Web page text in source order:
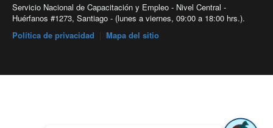
Servicio Nacional de Capacitación y Empleo - Nivel Central -
Huérfanos #1273, Santiago - (lunes a viernes, 09:00 a 18:00 hrs.).
Política de privacidad
Mapa del sitio